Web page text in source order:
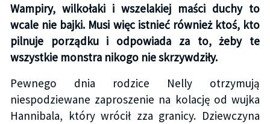
Wampiry, wilkołaki i wszelakiej maści duchy to
wcale nie bajki. Musi więc istnieć również ktoś, kto
pilnuje porządku i odpowiada za to, żeby te
wszystkie monstra nikogo nie skrzywdziły.
Pewnego dnia rodzice Nelly otrzymują
niespodziewane zaproszenie na kolację od wujka
Hannibala, który wrócił zza granicy. Dziewczyna